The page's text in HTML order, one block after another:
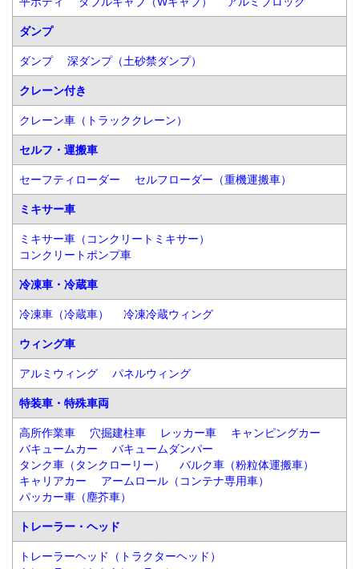
ダンプ
ダンプ 深ダンプ（土砂禁ダンプ）
クレーン付き
クレーン車（トラッククレーン）
セルフ・運搬車
セーフティローダー セルフローダー（重機運搬車）
ミキサー車
ミキサー車（コンクリートミキサー）
コンクリートポンプ車
冷凍車・冷蔵車
冷凍車（冷蔵車） 冷凍冷蔵ウィング
ウィング車
アルミウィング パネルウィング
特装車・特殊車両
高所作業車 穴掘建柱車 レッカー車
キャンピングカー
バキュームカー
バキュームダンパー
タンク車（タンクローリー）
バルク車（粉粒体運搬車）
キャリアカー
アームロール（コンテナ専用車）
パッカー車（塵芥車）
トレーラー・ヘッド
トレーラーヘッド（トラクターヘッド）